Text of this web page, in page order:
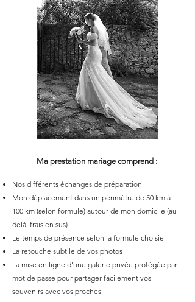
Ma prestation mariage comprend :
Nos différents échanges de préparation
Mon déplacement dans un périmètre de 50 km à
100 km (selon formule) autour de mon domicile (au
delà, frais en sus)
Le temps de présence selon la formule choisie
La retouche subtile de vos photos
La mise en ligne d'une galerie privée protégée par
mot de passe pour partager facilement vos
souvenirs avec vos proches